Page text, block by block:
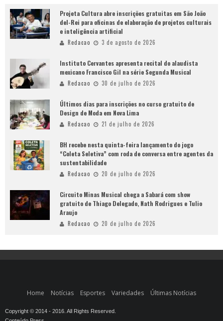
Projeta Cultura abre inscrições gratuitas em São João
del-Rei para oficinas de elaboração de projetos culturais
e inteligência artificial
Redacao 3 de agosto de 2026
Instituto Cervantes apresenta recital do alaudista
mexicano Francisco Gil na série Segunda Musical
Redacao 30 de julho de 2026
Últimos dias para inscrições no curso gratuito de
Design de Moda em Nova Lima
Redacao 21 de julho de 2026
BH recebe nesta quinta-feira lançamento do jogo
“Coleta Seletiva” com roda de conversa entre agentes da
sustentabilidade
Redacao 20 de julho de 2026
Circuito Minas Musical chega a Sabará com show
gratuito de Thiago Delegado, Nath Rodrigues e Tulio
Araujo
Redacao 20 de julho de 2026
Home Notícias Esportes Variedades Últimas Notícias
Copyright © 2014 - 2016. All Rights Reserved.